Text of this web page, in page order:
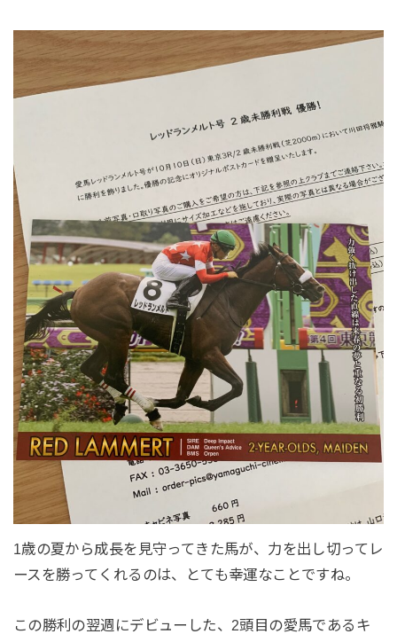
1歳の夏から成長を見守ってきた馬が、力を出し切ってレ
ースを勝ってくれるのは、とても幸運なことですね。
この勝利の翌週にデビューした、2頭目の愛馬であるキ